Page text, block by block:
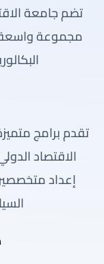
تضم جامعة
مجموعة واسعة
تقدم برامج
الاقتصاد
إعداد